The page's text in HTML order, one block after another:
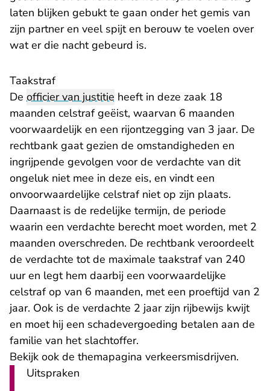
laten blijken gebukt te gaan onder het gemis van
zijn partner en veel spijt en berouw te voelen over
wat er die nacht gebeurd is.
Taakstraf
De officier van justitie heeft in deze zaak 18
maanden celstraf geëist, waarvan 6 maanden
voorwaardelijk en een rijontzegging van 3 jaar. De
rechtbank gaat gezien de omstandigheden en
ingrijpende gevolgen voor de verdachte van dit
ongeluk niet mee in deze eis, en vindt een
onvoorwaardelijke celstraf niet op zijn plaats.
Daarnaast is de redelijke termijn, de periode
waarin een verdachte berecht moet worden, met 2
maanden overschreden. De rechtbank veroordeelt
de verdachte tot de maximale taakstraf van 240
uur en legt hem daarbij een voorwaardelijke
celstraf op van 6 maanden, met een proeftijd van 2
jaar. Ook is de verdachte 2 jaar zijn rijbewijs kwijt
en moet hij een schadevergoeding betalen aan de
familie van het slachtoffer.
Bekijk ook de themapagina verkeersmisdrijven.
Uitspraken